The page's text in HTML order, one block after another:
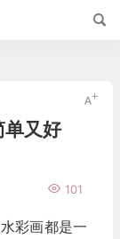
单又好
101
彩画都是一